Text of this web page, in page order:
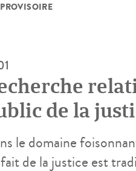
de la
le domaine
de la justice est